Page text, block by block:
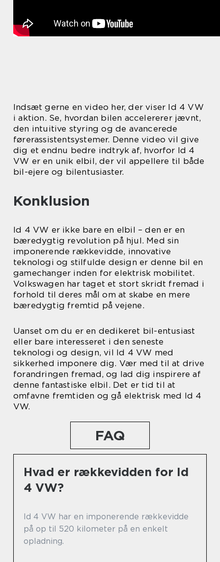
Indsæt gerne en video her, der viser Id 4 VW
i aktion. Se, hvordan bilen accelererer jævnt,
den intuitive styring og de avancerede
førerassistentsystemer. Denne video vil give
dig et endnu bedre indtryk af, hvorfor Id 4
VW er en unik elbil, der vil appellere til både
bil-ejere og bilentusiaster.
Konklusion
Id 4 VW er ikke bare en elbil – den er en
bæredygtig revolution på hjul. Med sin
imponerende rækkevidde, innovative
teknologi og stilfulde design er denne bil en
gamechanger inden for elektrisk mobilitet.
Volkswagen har taget et stort skridt fremad i
forhold til deres mål om at skabe en mere
bæredygtig fremtid på vejene.
Uanset om du er en dedikeret bil-entusiast
eller bare interesseret i den seneste
teknologi og design, vil Id 4 VW med
sikkerhed imponere dig. Vær med til at drive
forandringen fremad, og lad dig inspirere af
denne fantastiske elbil. Det er tid til at
omfavne fremtiden og gå elektrisk med Id 4
VW.
FAQ
Hvad er rækkevidden for Id
4 VW?
Id 4 VW har en imponerende rækkevidde
på op til 520 kilometer på en enkelt
opladning.